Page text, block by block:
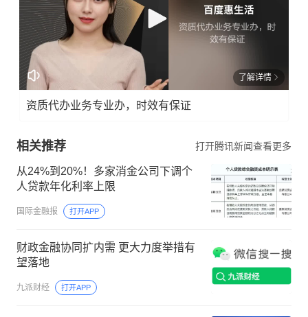
了解详情
资质代办业务专业办，时效有保证
相关推荐 打开腾讯新闻查看更多
从24%到20%！多家消金公司下调个
人贷款年化利率上限
国际金融报 打开APP
财政金融协同扩内需 更大力度举措有
望落地
九派财经 打开APP